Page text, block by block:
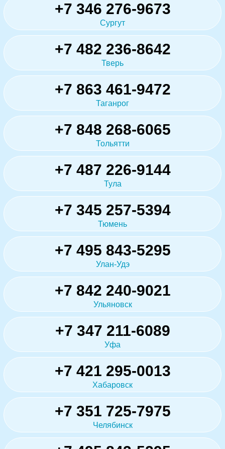
+7 346 276-9673
Сургут
+7 482 236-8642
Тверь
+7 863 461-9472
Таганрог
+7 848 268-6065
Тольятти
+7 487 226-9144
Тула
+7 345 257-5394
Тюмень
+7 495 843-5295
Улан-Удэ
+7 842 240-9021
Ульяновск
+7 347 211-6089
Уфа
+7 421 295-0013
Хабаровск
+7 351 725-7975
Челябинск